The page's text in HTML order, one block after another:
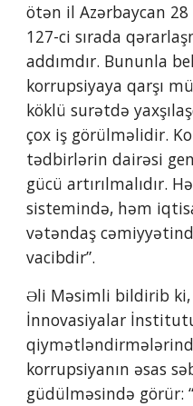
ötən il Azərbaycan
127-ci sırada
addımdır. Bununla
korrupsiyaya qarşı
köklü surətdə
çox iş görülməlidir.
tədbirlərin dairəsi
gücü artırılmalıdır.
sistemində, həm
vətəndaş
vacibdir”.
Əli Məsimli bildirib ki,
İnnovasiyalar
korrupsiyanın əsas
güdülməsində görür: